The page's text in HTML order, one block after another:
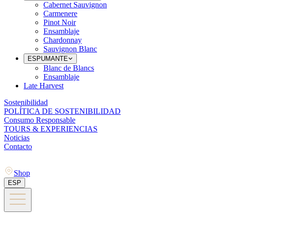
Cabernet Sauvignon
Carmenere
Pinot Noir
Ensamblaje
Chardonnay
Sauvignon Blanc
ESPUMANTE
Blanc de Blancs
Ensamblaje
Late Harvest
Sostenibilidad
POLÍTICA DE SOSTENIBILIDAD
Consumo Responsable
TOURS & EXPERIENCIAS
Noticias
Contacto
Shop
ESP